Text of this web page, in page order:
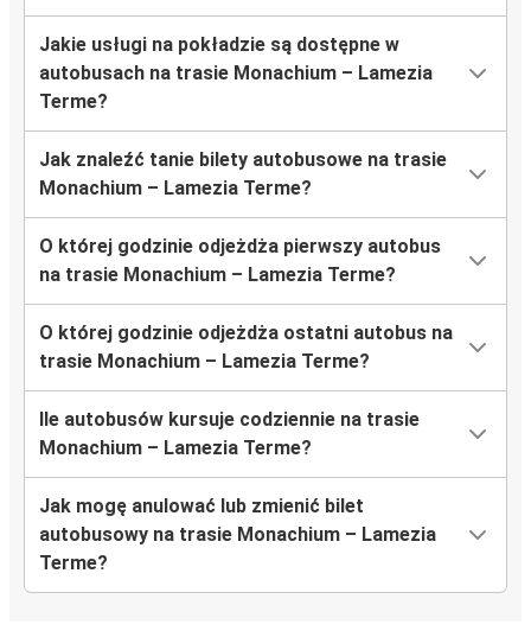
Jakie usługi na pokładzie są dostępne w
autobusach na trasie Monachium – Lamezia
Terme?
Jak znaleźć tanie bilety autobusowe na trasie
Monachium – Lamezia Terme?
O której godzinie odjeżdża pierwszy autobus
na trasie Monachium – Lamezia Terme?
O której godzinie odjeżdża ostatni autobus na
trasie Monachium – Lamezia Terme?
Ile autobusów kursuje codziennie na trasie
Monachium – Lamezia Terme?
Jak mogę anulować lub zmienić bilet
autobusowy na trasie Monachium – Lamezia
Terme?